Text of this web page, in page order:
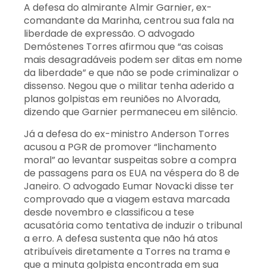
A defesa do almirante Almir Garnier, ex-
comandante da Marinha, centrou sua fala na
liberdade de expressão. O advogado
Demóstenes Torres afirmou que “as coisas
mais desagradáveis podem ser ditas em nome
da liberdade” e que não se pode criminalizar o
dissenso. Negou que o militar tenha aderido a
planos golpistas em reuniões no Alvorada,
dizendo que Garnier permaneceu em silêncio.
Já a defesa do ex-ministro Anderson Torres
acusou a PGR de promover “linchamento
moral” ao levantar suspeitas sobre a compra
de passagens para os EUA na véspera do 8 de
Janeiro. O advogado Eumar Novacki disse ter
comprovado que a viagem estava marcada
desde novembro e classificou a tese
acusatória como tentativa de induzir o tribunal
a erro. A defesa sustenta que não há atos
atribuíveis diretamente a Torres na trama e
que a minuta golpista encontrada em sua